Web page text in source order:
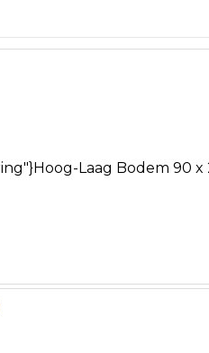
Laag Bodem 90